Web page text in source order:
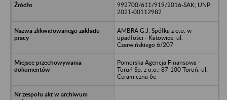
992700/611/919/2016-SAK; UNP:
2021-00112982
AMBRA G.J. Spółka z o.o. w
upadłości - Katowice, ul.
Czerwińskiego 6/207
Pomorska Agencja Finansowa -
Toruń Sp. z o.o.; 87-100 Toruń, ul.
Ceramiczna 6e